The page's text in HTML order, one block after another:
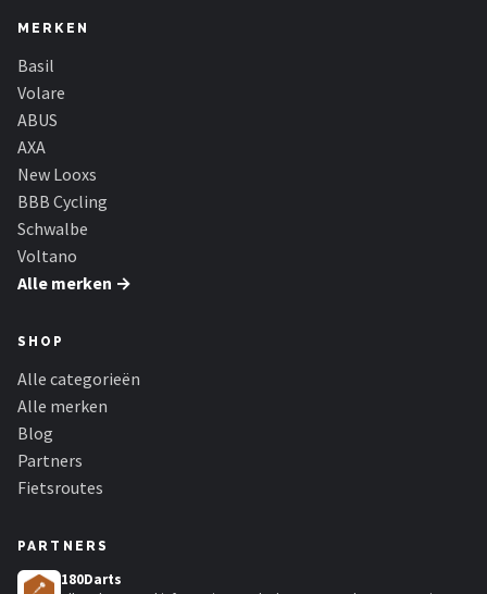
BBB Cycling
Schwalbe
Voltano
Shimano
Cortina
MERKEN
Basil
Volare
ABUS
AXA
New Looxs
BBB Cycling
Schwalbe
Voltano
Alle merken →
SHOP
Alle categorieën
Alle merken
Blog
Partners
Fietsroutes
PARTNERS
180Darts